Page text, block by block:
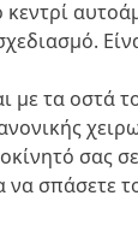
με τα οστά
σας
να σπάσετε